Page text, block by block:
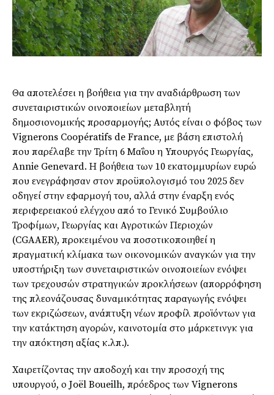
Θα αποτελέσει η βοήθεια για την αναδιάρθρωση των
συνεταιριστικών οινοποιείων μεταβλητή
δημοσιονομικής προσαρμογής; Αυτός είναι ο φόβος των
Vignerons Coopératifs de France, με βάση επιστολή
που παρέλαβε την Τρίτη 6 Μαΐου η Υπουργός Γεωργίας,
Annie Genevard. Η βοήθεια των 10 εκατομμυρίων ευρώ
που ενεγράφησαν στον προϋπολογισμό του 2025 δεν
οδηγεί στην εφαρμογή του, αλλά στην έναρξη ενός
περιφερειακού ελέγχου από το Γενικό Συμβούλιο
Τροφίμων, Γεωργίας και Αγροτικών Περιοχών
(CGAAER), προκειμένου να ποσοτικοποιηθεί η
πραγματική κλίμακα των οικονομικών αναγκών για την
υποστήριξη των συνεταιριστικών οινοποιείων ενόψει
των τρεχουσών στρατηγικών προκλήσεων (απορρόφηση
της πλεονάζουσας δυναμικότητας παραγωγής ενόψει
των εκριζώσεων, ανάπτυξη νέων προφίλ προϊόντων για
την κατάκτηση αγορών, καινοτομία στο μάρκετινγκ για
την απόκτηση αξίας κ.λπ.).
Χαιρετίζοντας την αποδοχή και την προσοχή της
υπουργού, ο Joël Boueilh, πρόεδρος των Vignerons